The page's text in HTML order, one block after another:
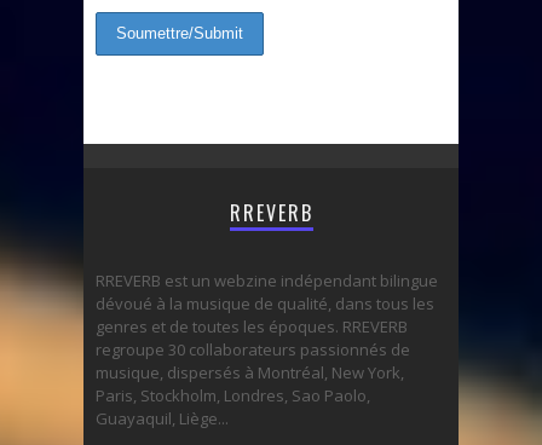
RREVERB
RREVERB est un webzine indépendant bilingue
dévoué à la musique de qualité, dans tous les
genres et de toutes les époques. RREVERB
regroupe 30 collaborateurs passionnés de
musique, dispersés à Montréal, New York,
Paris, Stockholm, Londres, Sao Paolo,
Guayaquil, Liège...